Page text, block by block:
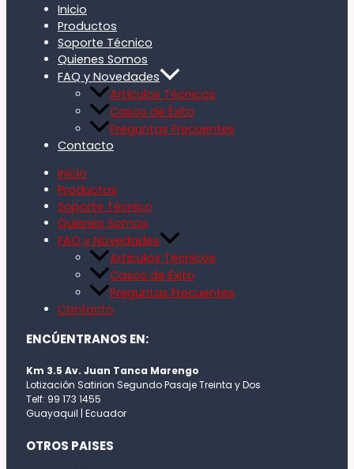
Inicio
Productos
Soporte Técnico
Quienes Somos
FAQ y Novedades
Artículos Técnicos
Casos de Éxito
Preguntas Frecuentes
Contacto
Inicio
Productos
Soporte Técnico
Quienes Somos
FAQ y Novedades
Artículos Técnicos
Casos de Éxito
Preguntas Frecuentes
Contacto
ENCÚENTRANOS EN:
Km 3.5 Av. Juan Tanca Marengo
Lotización Satirion Segundo Pasaje Treinta y Dos
Telf: 99 173 1455
Guayaquil | Ecuador
OTROS PAISES